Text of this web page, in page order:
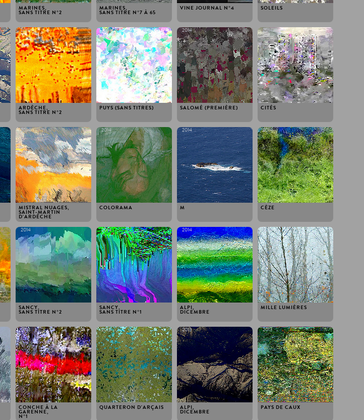
MARINES,
SANS TITRE N ° 2
MARINES,
SANS TITRE N ° 7 À 65
VINE JOURNAL N°4 SOLEILS
ARDÈCHE,
SANS TITRE N ° 2
2014
PUYS (SANS TITRES)
2014
SALOMÉ (PREMIÈRE)
2014
CITÉS
2014
MISTRAL NUAGES,
SAINT-MARTIN
D'ARDÈCHE
2014
COLORAMA
2014
M
2014
CÈZE
2014
SANCY,
SANS TITRE N ° 2
2014
SANCY,
SANS TITRE N ° 1
2014
ALPI,
DICEMBRE
2014
MILLE LUMIÈRES
2014
CONCHE À LA
GARENNE,
N°1
2013
QUARTERON D'ARÇAIS
2013
ALPI,
DICEMBRE
2013
PAYS DE CAUX
2013